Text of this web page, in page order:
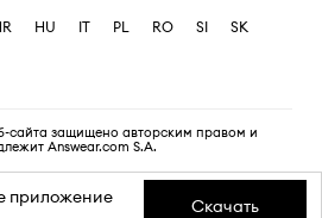
HU IT PL RO SI
SK
сайта защищено авторским правом и
Answear.com S.A.
приложение
Скачать